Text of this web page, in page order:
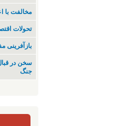
مخالفت با
تحولات
بازآفرینی
سخن در
جنگ